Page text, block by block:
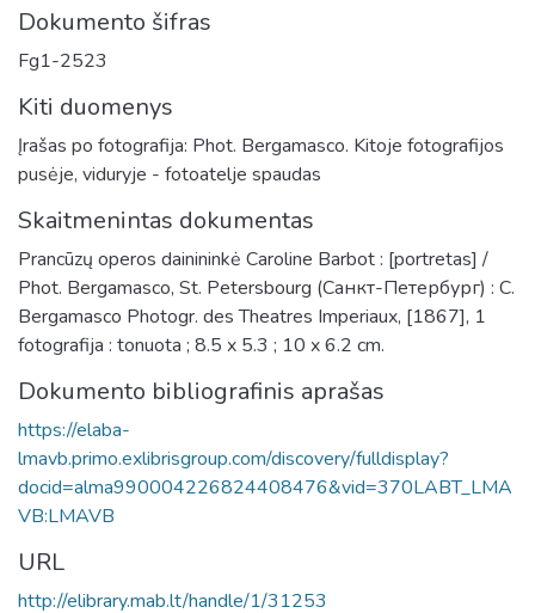
Dokumento šifras
Fg1-2523
Kiti duomenys
Įrašas po fotografija: Phot. Bergamasco. Kitoje fotografijos
pusėje, viduryje - fotoatelje spaudas
Skaitmenintas dokumentas
Prancūzų operos dainininkė Caroline Barbot : [portretas] /
Phot. Bergamasco, St. Petersbourg (Санкт-Петербург) : C.
Bergamasco Photogr. des Theatres Imperiaux, [1867], 1
fotografija : tonuota ; 8.5 x 5.3 ; 10 x 6.2 cm.
Dokumento bibliografinis aprašas
https://elaba-
lmavb.primo.exlibrisgroup.com/discovery/fulldisplay?
docid=alma990004226824408476&vid=370LABT_LMA
VB:LMAVB
URL
http://elibrary.mab.lt/handle/1/31253